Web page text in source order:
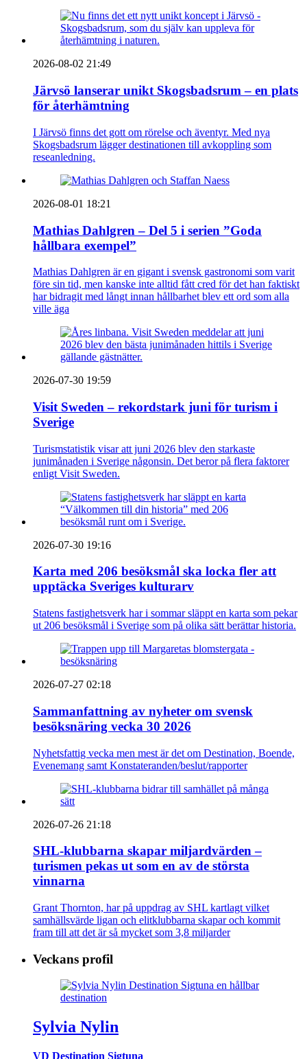
2026-08-02 21:49
Järvsö lanserar unikt Skogsbadsrum – en plats
för återhämtning
I Järvsö finns det gott om rörelse och äventyr. Med nya
Skogsbadsrum lägger destinationen till avkoppling som
reseanledning.
2026-08-01 18:21
Mathias Dahlgren – Del 5 i serien ”Goda
hållbara exempel”
Mathias Dahlgren är en gigant i svensk gastronomi som varit
före sin tid, men kanske inte alltid fått cred för det han faktiskt
har bidragit med långt innan hållbarhet blev ett ord som alla
ville äga
2026-07-30 19:59
Visit Sweden – rekordstark juni för turism i
Sverige
Turismstatistik visar att juni 2026 blev den starkaste
junimånaden i Sverige någonsin. Det beror på flera faktorer
enligt Visit Sweden.
2026-07-30 19:16
Karta med 206 besöksmål ska locka fler att
upptäcka Sveriges kulturarv
Statens fastighetsverk har i sommar släppt en karta som pekar
ut 206 besöksmål i Sverige som på olika sätt berättar historia.
2026-07-27 02:18
Sammanfattning av nyheter om svensk
besöksnäring vecka 30 2026
Nyhetsfattig vecka men mest är det om Destination, Boende,
Evenemang samt Konstateranden/beslut/rapporter
2026-07-26 21:18
SHL-klubbarna skapar miljardvärden –
turismen pekas ut som en av de största
vinnarna
Grant Thornton, har på uppdrag av SHL kartlagt vilket
samhällsvärde ligan och elitklubbarna skapar och kommit
fram till att det är så mycket som 3,8 miljarder
Veckans profil
Sylvia Nylin
VD Destination Sigtuna